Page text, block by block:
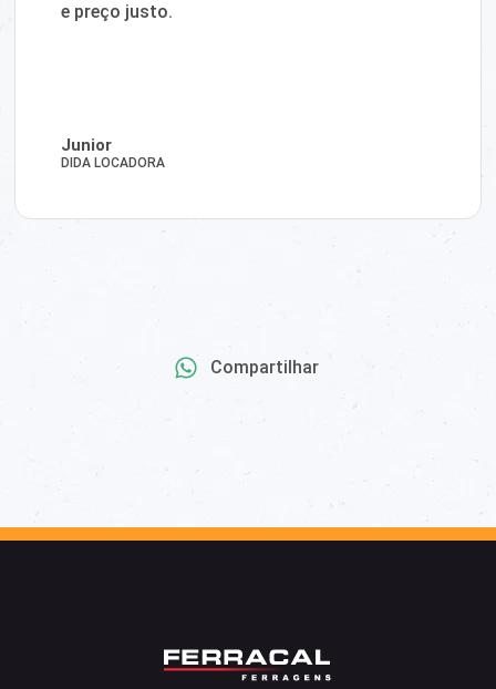
e preço justo.
Junior
DIDA LOCADORA
Compartilhar